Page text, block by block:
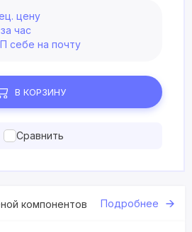
цену
час
себе на почту
В КОРЗИНУ
Сравнить
компонентов Подробнее